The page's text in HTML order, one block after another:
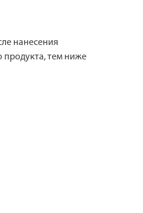
нанесения
продукта, тем ниже